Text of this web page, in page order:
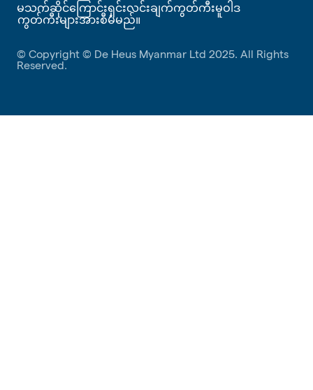
မသက်ဆိုင်ကြောင်းရှင်းလင်းချက်ကွတ်ကီးမူဝါဒ
ကွတ်ကီးများအားစီမံမည်။
© Copyright © De Heus Myanmar Ltd 2025. All Rights
Reserved.